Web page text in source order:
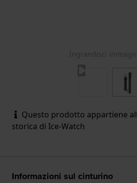
Ingrandisci
Questo prodotto appartiene
storica di Ice-Watch
Informazioni sul cinturino